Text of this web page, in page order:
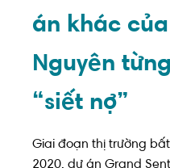
án khác
Nguyên
“siết nợ”
Giai đoạn thị trường
2020, dự án Grand